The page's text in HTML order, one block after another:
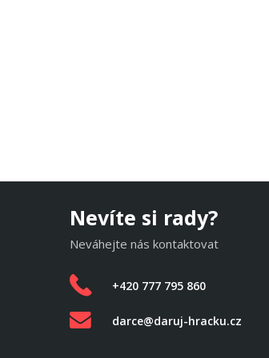
Nevíte si rady?
Neváhejte nás kontaktovat
+420 777 795 860
darce@daruj-hracku.cz